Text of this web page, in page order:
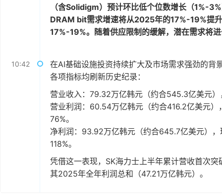
（含Solidigm）预计环比低个位数增长（1%-
DRAM bit需求增速将从2025年的17%-19%提
17%-19%。随着供应限制的缓解，潜在需求将
10:42
在AI基础设施投资持续扩大及市场需求强劲的
各项指标均刷新历史纪录：
营业收入：79.32万亿韩元（约合545.3亿美元
营业利润：60.54万亿韩元（约合416.2亿美元
76%。
净利润：93.92万亿韩元（约合645.7亿美元）
118%。
凭借这一表现，SK海力士上半年累计营收首次
其2025年全年利润总和（47.21万亿韩元）。